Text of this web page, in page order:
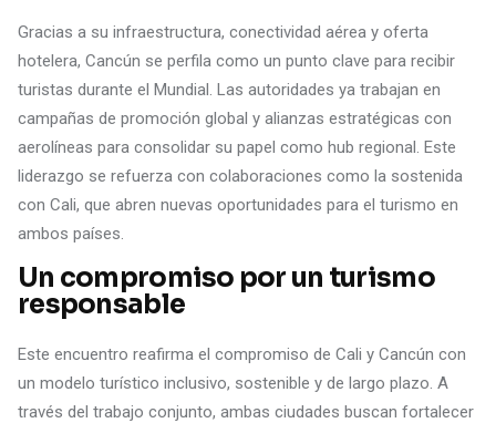
Gracias a su infraestructura, conectividad aérea y oferta
hotelera, Cancún se perfila como un punto clave para recibir
turistas durante el Mundial. Las autoridades ya trabajan en
campañas de promoción global y alianzas estratégicas con
aerolíneas para consolidar su papel como hub regional. Este
liderazgo se refuerza con colaboraciones como la sostenida
con Cali, que abren nuevas oportunidades para el turismo en
ambos países.
Un compromiso por un turismo
responsable
Este encuentro reafirma el compromiso de Cali y Cancún con
un modelo turístico inclusivo, sostenible y de largo plazo. A
través del trabajo conjunto, ambas ciudades buscan fortalecer